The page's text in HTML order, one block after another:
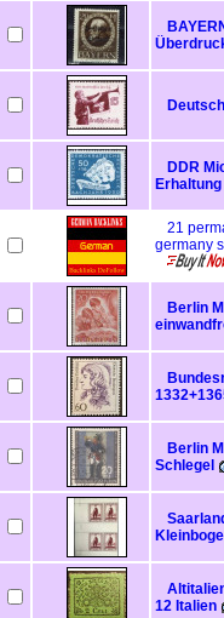
DDR
Erhaltung
21
germany
Berlin
Berlin
Schlegel
12 Italien